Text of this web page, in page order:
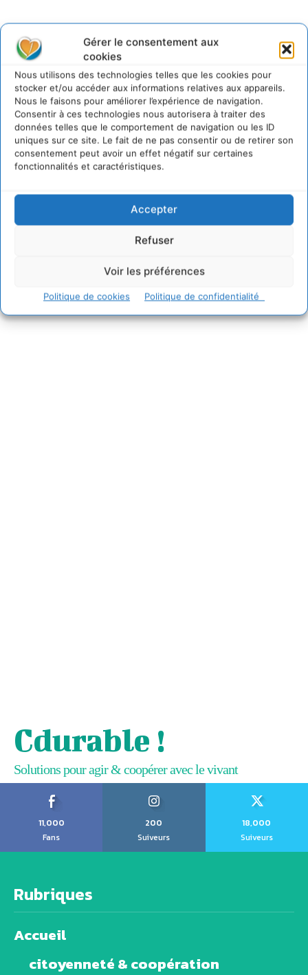
Gérer le consentement aux
cookies
Nous utilisons des technologies telles que les cookies pour
stocker et/ou accéder aux informations relatives aux appareils.
Nous le faisons pour améliorer l’expérience de navigation.
Consentir à ces technologies nous autorisera à traiter des
données telles que le comportement de navigation ou les ID
uniques sur ce site. Le fait de ne pas consentir ou de retirer son
consentement peut avoir un effet négatif sur certaines
fonctionnalités et caractéristiques.
Accepter
Refuser
Voir les préférences
Politique de cookies Politique de confidentialité
@cdurableinfo
273Suiveurs
Cdurable !
Solutions pour agir & coopérer avec le vivant
11,000
Fans
200
Suiveurs
18,000
Suiveurs
Rubriques
Accueil
citoyenneté & coopération